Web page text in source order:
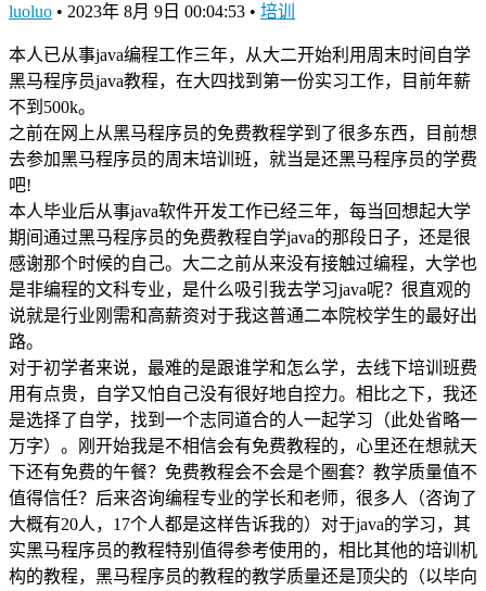
luoluo • 2023年 8月 9日 00:04:53 • 培训
本人已从事java编程工作三年，从大二开始利用周末时间自学
黑马程序员java教程，在大四找到第一份实习工作，目前年薪
不到500k。
之前在网上从黑马程序员的免费教程学到了很多东西，目前想
去参加黑马程序员的周末培训班，就当是还黑马程序员的学费
吧!
本人毕业后从事java软件开发工作已经三年，每当回想起大学
期间通过黑马程序员的免费教程自学java的那段日子，还是很
感谢那个时候的自己。大二之前从来没有接触过编程，大学也
是非编程的文科专业，是什么吸引我去学习java呢？很直观的
说就是行业刚需和高薪资对于我这普通二本院校学生的最好出
路。
对于初学者来说，最难的是跟谁学和怎么学，去线下培训班费
用有点贵，自学又怕自己没有很好地自控力。相比之下，我还
是选择了自学，找到一个志同道合的人一起学习（此处省略一
万字）。刚开始我是不相信会有免费教程的，心里还在想就天
下还有免费的午餐？免费教程会不会是个圈套？教学质量值不
值得信任？后来咨询编程专业的学长和老师，很多人（咨询了
大概有20人，17个人都是这样告诉我的）对于java的学习，其
实黑马程序员的教程特别值得参考使用的，相比其他的培训机
构的教程，黑马程序员的教程的教学质量还是顶尖的（以毕向